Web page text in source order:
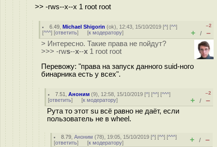
>> -rws--x--x 1 root root
6.49 ,Michael Shigorin (ok), 12:43, 15/10/2019 [^] [^^]
[^^^] [ответить] [к модератору]
–2
+ / –
> Интересно. Такие права не пойдут?
>>> -rws--x--x 1 root root
Перевожу: "права на запуск данного suid-ного
бинарника есть у всех".
7.51 ,Аноним (9), 12:58, 15/10/2019 [^] [^^] [^^^]
[ответить] [к модератору]
–2
+ / –
Рута то этот su всё равно не даёт, если
пользователь не в wheel.
8.79 ,Аноним (78), 19:05, 15/10/2019 [^] [^^] [^^^]
[ответить] [к модератору] + / –